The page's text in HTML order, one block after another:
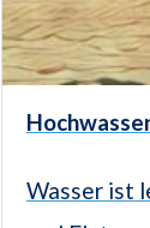
Wasser ist